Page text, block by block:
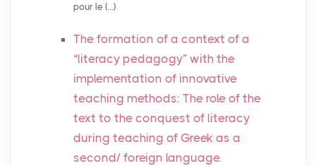
pour le (…)
The formation of a context of a
“literacy pedagogy” with the
implementation of innovative
teaching methods: The role of the
text to the conquest of literacy
during teaching of Greek as a
second/ foreign language.